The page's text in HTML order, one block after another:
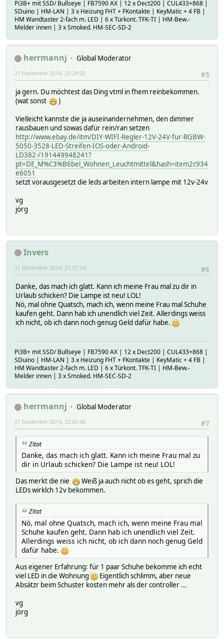
Pi3B+ mit SSD/ Bullseye | FB7590 AX | 12 x Dect200 | CUL433+868 |
SDuino | HM-LAN | 3 x Heizung FHT + FKontakte | KeyMatic + 4 FB |
HM Wandtaster 2-fach m. LED | 6 x Türkont. TFK-TI | HM-Bew.-
Melder innen | 3 x Smoked. HM-SEC-SD-2
herrmannj
Global Moderator
#5
21 Dezember 2014, 20:29:02
ja gern. Du möchtest das Ding vtml in fhem reinbekommen.
(wat sonst
)
Vielleicht kannste die ja auseinandernehmen, den dimmer
rausbauen und sowas dafür rein/ran setzen
http://www.ebay.de/itm/DIY-WIFI-Regler-12V-24V-fur-RGBW-
5050-3528-LED-Streifen-IOS-oder-Android-
LD382-/191449948241?
pt=DE_M%C3%B6bel_Wohnen_Leuchtmittel&hash=item2c934
e6051
setzt vorausgesetzt die leds arbeiten intern lampe mit 12v-24v
vg
jörg
Invers
#6
21 Dezember 2014, 21:57:14
Danke, das mach ich glatt. Kann ich meine Frau mal zu dir in
Urlaub schicken? Die Lampe ist neu! LOL!
Nö, mal ohne Quatsch, mach ich, wenn meine Frau mal Schuhe
kaufen geht. Dann hab ich unendlich viel Zeit. Allerdings weiss
ich nicht, ob ich dann noch genug Geld dafür habe.
Pi3B+ mit SSD/ Bullseye | FB7590 AX | 12 x Dect200 | CUL433+868 |
SDuino | HM-LAN | 3 x Heizung FHT + FKontakte | KeyMatic + 4 FB |
HM Wandtaster 2-fach m. LED | 6 x Türkont. TFK-TI | HM-Bew.-
Melder innen | 3 x Smoked. HM-SEC-SD-2
herrmannj
Global Moderator
#7
21 Dezember 2014, 22:05:40
Zitat
Danke, das mach ich glatt. Kann ich meine Frau mal zu
dir in Urlaub schicken? Die Lampe ist neu! LOL!
Das merkt die nie
Weiß ja auch nicht ob es geht, sprich die
LEDs wirklch 12v bekommen.
Zitat
Nö, mal ohne Quatsch, mach ich, wenn meine Frau mal
Schuhe kaufen geht. Dann hab ich unendlich viel Zeit.
Allerdings weiss ich nicht, ob ich dann noch genug Geld
dafür habe.
Aus eigener Erfahrung: für 1 paar Schuhe bekomme ich echt
viel LED in die Wohnung
Eigentlich schlimm, aber neue
Absätzr beim Schuster kosten mehr als der controller ...
vg
jörg